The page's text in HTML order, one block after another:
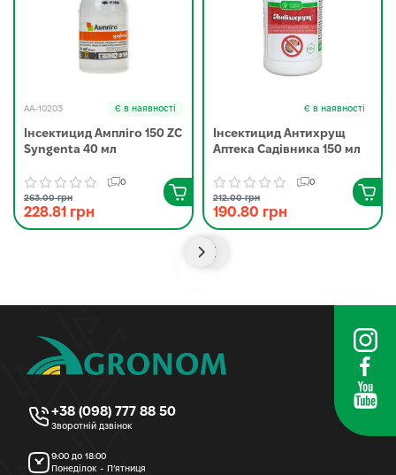
AA-10203 Є в наявності
Інсектицид Ампліго 150 ZC
Syngenta 40 мл
0
263.00 грн
228.81 грн
Є в наявності
Інсектицид Антихрущ
Аптека Садівника 150 мл
0
212.00 грн
190.80 грн
+38 (098) 777 88 50
Зворотній дзвінок
9:00 до 18:00
Понеділок - П’ятниця